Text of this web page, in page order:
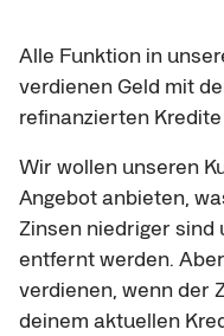
Alle Funktion in
verdienen Geld mit
refinanzierten
Wir wollen unseren
Angebot anbieten,
Zinsen niedriger sind
entfernt werden.
verdienen, wenn der
deinem aktuellen